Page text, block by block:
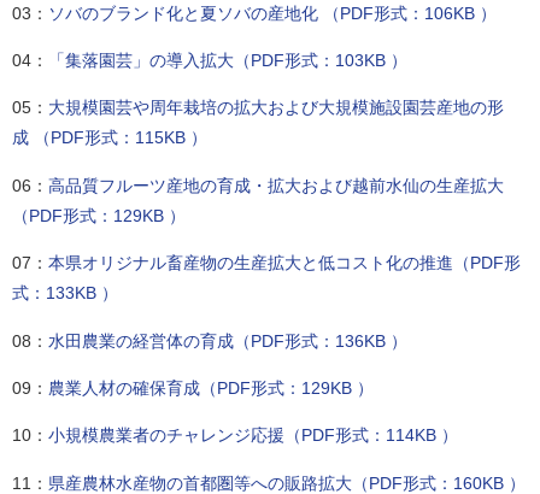
03： ソバのブランド化と夏ソバの産地化 （PDF形式：106KB ）
04： 「集落園芸」の導入拡大（PDF形式：103KB ）
05： 大規模園芸や周年栽培の拡大および大規模施設園芸産地の形
成 （PDF形式：115KB ）
06： 高品質フルーツ産地の育成・拡大および越前水仙の生産拡大
（PDF形式：129KB ）
07： 本県オリジナル畜産物の生産拡大と低コスト化の推進（PDF形
式：133KB ）
08： 水田農業の経営体の育成（PDF形式：136KB ）
09： 農業人材の確保育成（PDF形式：129KB ）
10： 小規模農業者のチャレンジ応援（PDF形式：114KB ）
11： 県産農林水産物の首都圏等への販路拡大（PDF形式：160KB ）